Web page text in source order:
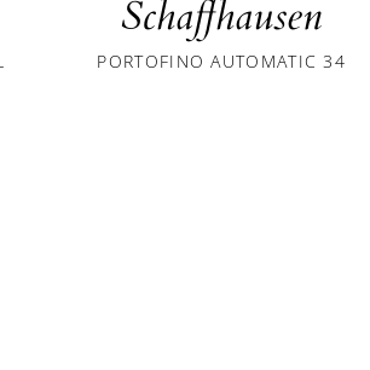
Schaffhausen
PORTOFINO AUTOMATIC 34